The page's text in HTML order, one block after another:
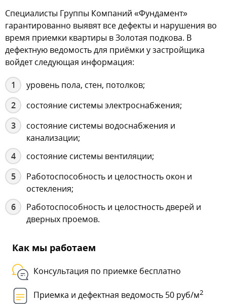
Специалисты Группы Компаний «Фундамент»
гарантированно выявят все дефекты и нарушения во
время приемки квартиры в Золотая подкова. В
дефектную ведомость для приёмки у застройщика
войдет следующая информация:
уровень пола, стен, потолков;
состояние системы электроснабжения;
состояние системы водоснабжения и
канализации;
состояние системы вентиляции;
Работоспособность и целостность окон и
остекления;
Работоспособность и целостность дверей и
дверных проемов.
Как мы работаем
Консультация по приемке бесплатно
Приемка и дефектная ведомость 50 руб/м2